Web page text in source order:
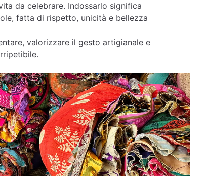
da celebrare. Indossarlo significa
fatta di rispetto, unicità e bellezza
valorizzare il gesto artigianale e